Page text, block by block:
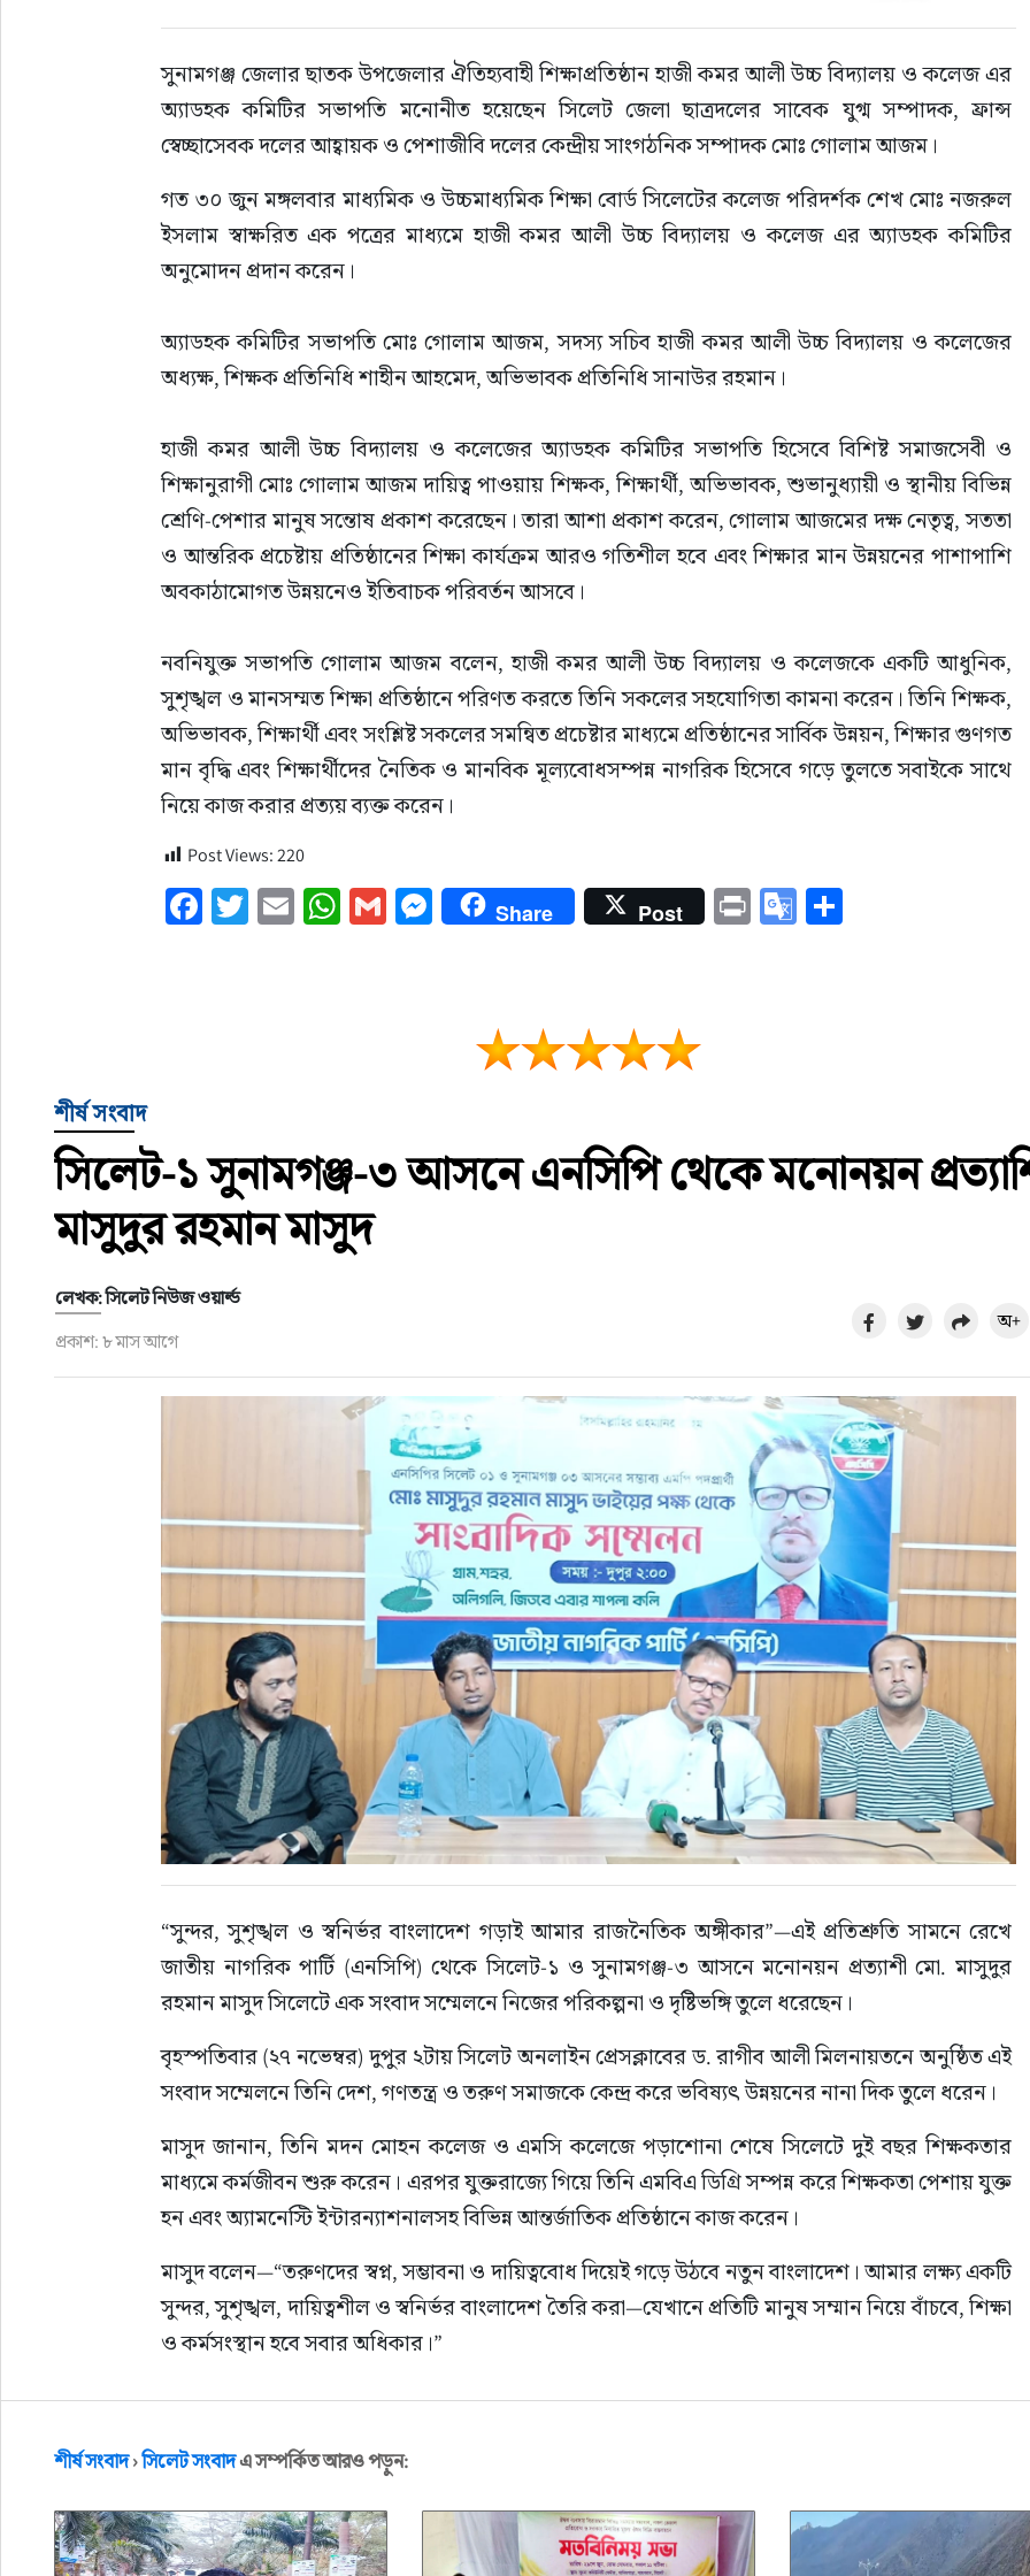
সুনামগঞ্জ জেলার ছাতক উপজেলার ঐতিহ্যবাহী শিক্ষাপ্রতিষ্ঠান হাজী কমর আলী উচ্চ বিদ্যালয় ও কলেজ এর
অ্যাডহক কমিটির সভাপতি মনোনীত হয়েছেন সিলেট জেলা ছাত্রদলের সাবেক যুগ্ম সম্পাদক, ফ্রান্স
স্বেচ্ছাসেবক দলের আহ্বায়ক ও পেশাজীবি দলের কেন্দ্রীয় সাংগঠনিক সম্পাদক মোঃ গোলাম আজম।
গত ৩০ জুন মঙ্গলবার মাধ্যমিক ও উচ্চমাধ্যমিক শিক্ষা বোর্ড সিলেটের কলেজ পরিদর্শক শেখ মোঃ নজরুল
ইসলাম স্বাক্ষরিত এক পত্রের মাধ্যমে হাজী কমর আলী উচ্চ বিদ্যালয় ও কলেজ এর অ্যাডহক কমিটির
অনুমোদন প্রদান করেন।
অ্যাডহক কমিটির সভাপতি মোঃ গোলাম আজম, সদস্য সচিব হাজী কমর আলী উচ্চ বিদ্যালয় ও কলেজের
অধ্যক্ষ, শিক্ষক প্রতিনিধি শাহীন আহমেদ, অভিভাবক প্রতিনিধি সানাউর রহমান।
হাজী কমর আলী উচ্চ বিদ্যালয় ও কলেজের অ্যাডহক কমিটির সভাপতি হিসেবে বিশিষ্ট সমাজসেবী ও
শিক্ষানুরাগী মোঃ গোলাম আজম দায়িত্ব পাওয়ায় শিক্ষক, শিক্ষার্থী, অভিভাবক, শুভানুধ্যায়ী ও স্থানীয় বিভিন্ন
শ্রেণি-পেশার মানুষ সন্তোষ প্রকাশ করেছেন। তারা আশা প্রকাশ করেন, গোলাম আজমের দক্ষ নেতৃত্ব, সততা
ও আন্তরিক প্রচেষ্টায় প্রতিষ্ঠানের শিক্ষা কার্যক্রম আরও গতিশীল হবে এবং শিক্ষার মান উন্নয়নের পাশাপাশি
অবকাঠামোগত উন্নয়নেও ইতিবাচক পরিবর্তন আসবে।
নবনিযুক্ত সভাপতি গোলাম আজম বলেন, হাজী কমর আলী উচ্চ বিদ্যালয় ও কলেজকে একটি আধুনিক,
সুশৃঙ্খল ও মানসম্মত শিক্ষা প্রতিষ্ঠানে পরিণত করতে তিনি সকলের সহযোগিতা কামনা করেন। তিনি শিক্ষক,
অভিভাবক, শিক্ষার্থী এবং সংশ্লিষ্ট সকলের সমন্বিত প্রচেষ্টার মাধ্যমে প্রতিষ্ঠানের সার্বিক উন্নয়ন, শিক্ষার গুণগত
মান বৃদ্ধি এবং শিক্ষার্থীদের নৈতিক ও মানবিক মূল্যবোধসম্পন্ন নাগরিক হিসেবে গড়ে তুলতে সবাইকে সাথে
নিয়ে কাজ করার প্রত্যয় ব্যক্ত করেন।
Post Views:220
Facebook
Twitter
EmailWhatsApp
GmailMessenger
Share Post PrintGoogle
শীর্ষ সংবাদ
সিলেট-১ সুনামগঞ্জ-৩ আসনে এনসিপি থেকে মনোনয়ন
মাসুদুর রহমান মাসুদ
লেখক: সিলেট নিউজ ওয়ার্ল্ড
প্রকাশ: ৮ মাস আগে
অ+
“সুন্দর, সুশৃঙ্খল ও স্বনির্ভর বাংলাদেশ গড়াই আমার রাজনৈতিক অঙ্গীকার”—এই প্রতিশ্রুতি সামনে রেখে
জাতীয় নাগরিক পার্টি (এনসিপি) থেকে সিলেট-১ ও সুনামগঞ্জ-৩ আসনে মনোনয়ন প্রত্যাশী মো. মাসুদুর
রহমান মাসুদ সিলেটে এক সংবাদ সম্মেলনে নিজের পরিকল্পনা ও দৃষ্টিভঙ্গি তুলে ধরেছেন।
বৃহস্পতিবার (২৭ নভেম্বর) দুপুর ২টায় সিলেট অনলাইন প্রেসক্লাবের ড. রাগীব আলী মিলনায়তনে অনুষ্ঠিত এই
সংবাদ সম্মেলনে তিনি দেশ, গণতন্ত্র ও তরুণ সমাজকে কেন্দ্র করে ভবিষ্যৎ উন্নয়নের নানা দিক তুলে ধরেন।
মাসুদ জানান, তিনি মদন মোহন কলেজ ও এমসি কলেজে পড়াশোনা শেষে সিলেটে দুই বছর শিক্ষকতার
মাধ্যমে কর্মজীবন শুরু করেন। এরপর যুক্তরাজ্যে গিয়ে তিনি এমবিএ ডিগ্রি সম্পন্ন করে শিক্ষকতা পেশায় যুক্ত
হন এবং অ্যামনেস্টি ইন্টারন্যাশনালসহ বিভিন্ন আন্তর্জাতিক প্রতিষ্ঠানে কাজ করেন।
মাসুদ বলেন—“তরুণদের স্বপ্ন, সম্ভাবনা ও দায়িত্ববোধ দিয়েই গড়ে উঠবে নতুন বাংলাদেশ। আমার লক্ষ্য একটি
সুন্দর, সুশৃঙ্খল, দায়িত্বশীল ও স্বনির্ভর বাংলাদেশ তৈরি করা—যেখানে প্রতিটি মানুষ সম্মান নিয়ে বাঁচবে, শিক্ষা
ও কর্মসংস্থান হবে সবার অধিকার।”
তিনি আরও বলেন, দেশের উন্নয়নে তরুণ সমাজকে মূল চালিকা শক্তি হিসেবে কাজে লাগানোর ওপর তিনি
“আমরা তরুণেরা চাই এমন একটি বাংলাদেশ—যেখানে দুর্নীতি, বৈষম্য ও অরাজকতার জায়গা নেই। আমার
লক্ষ্য, তরুণদের দক্ষতা উন্নয়ন, প্রযুক্তিভিত্তিক কর্মসংস্থান বৃদ্ধি, উদ্যোক্তা তৈরির পরিবেশ সৃষ্টি এবং সুশাসন
শীর্ষ সংবাদ›সিলেট সংবাদএ সম্পর্কিত আরও পড়ুন: